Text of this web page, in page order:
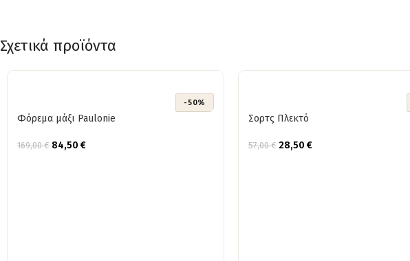
Σχετικά προϊόντα
-50%
Φόρεμα μάξι Paulonie
169,00€ 84,50 €
Σορτς Πλεκτό
57,00€ 28,50 €